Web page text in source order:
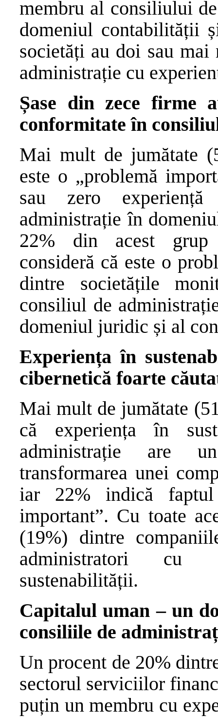
membru al consiliului
domeniul contabilității
societăți au doi sau
administrație cu
Șase din zece firme
conformitate în
Mai mult de jumătate
este o „problemă
sau zero
administrație în
22% din acest grup
consideră că este o
dintre societățile
consiliul de
domeniul juridic și al
Experiența în
cibernetică foarte
Mai mult de jumătate
că experiența în
administrație are
transformarea unei
iar 22% indică
important”. Cu toate
(19%) dintre
administratori cu
sustenabilității.
Capitalul uman – un
consiliile de
Un procent de 20%
sectorul serviciilor
puțin un membru cu